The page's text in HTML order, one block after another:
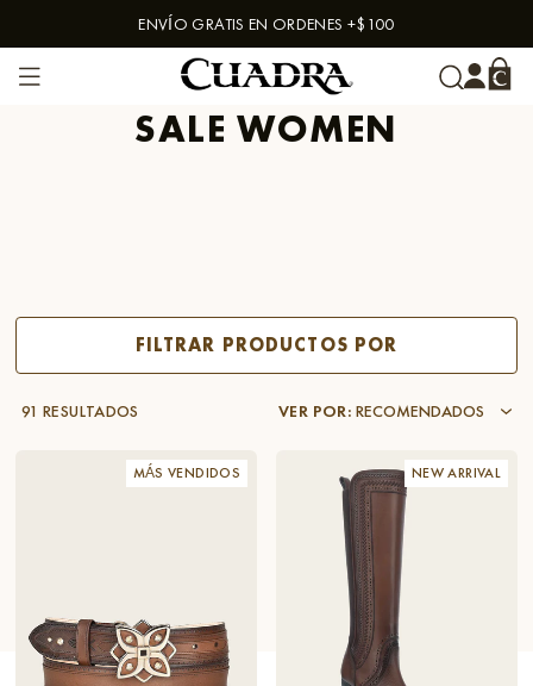
Skip to contentENVÍO GRATIS EN ORDENES +$100
SALE WOMEN
FILTRAR PRODUCTOS POR
91 RESULTADOS VER POR: RECOMENDADOS
MÁS VENDIDOS NEW ARRIVAL